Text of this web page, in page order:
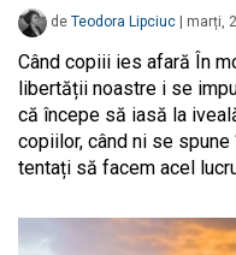
de Teodora Lipciuc marți,
Când copiii ies afară În
libertății noastre i se
că începe să iasă la
copiilor, când ni se spune
tentați să facem acel